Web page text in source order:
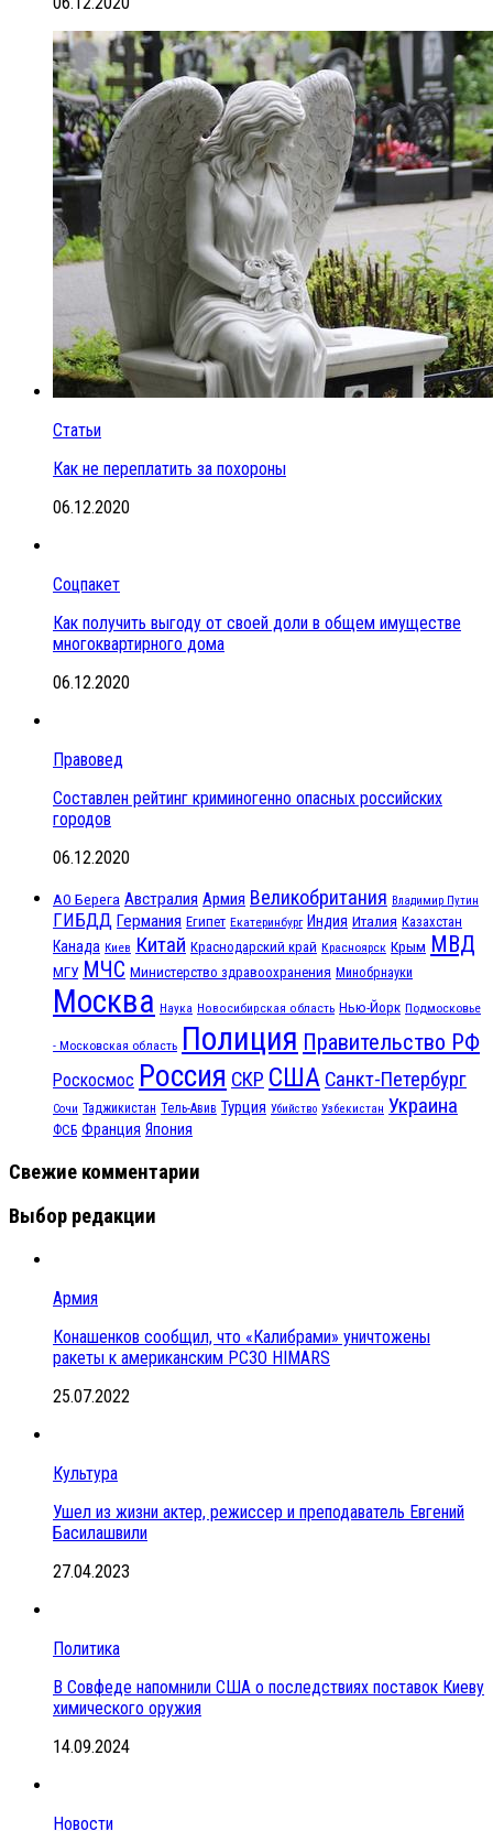
Статьи
Как не переплатить за похороны
06.12.2020
Соцпакет
Как получить выгоду от своей доли в общем имуществе
многоквартирного дома
06.12.2020
Правовед
Составлен рейтинг криминогенно опасных российских
городов
06.12.2020
АО Берега Австралия Армия Великобритания Владимир Путин
ГИБДД Германия Египет Екатеринбург Индия Италия Казахстан
Канада Киев Китай Краснодарский край Красноярск Крым МВД
МГУ МЧС Министерство здравоохранения Минобрнауки
Москва Наука Новосибирская область Нью-Йорк Подмосковье
- Московская область Полиция Правительство РФ
Роскосмос Россия СКР США Санкт-Петербург
Сочи Таджикистан Тель-Авив Турция Убийство Узбекистан Украина
ФСБ Франция Япония
Свежие комментарии
Выбор редакции
Армия
Конашенков сообщил, что «Калибрами» уничтожены
ракеты к американским РСЗО HIMARS
25.07.2022
Культура
Ушел из жизни актер, режиссер и преподаватель Евгений
Басилашвили
27.04.2023
Политика
В Совфеде напомнили США о последствиях поставок Киеву
химического оружия
14.09.2024
Новости